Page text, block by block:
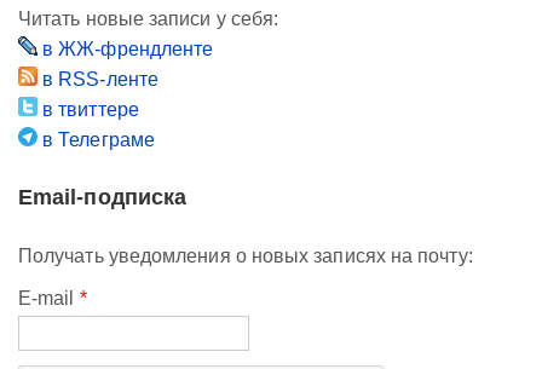
Читать новые записи у себя:
в ЖЖ-френдленте
в RSS-ленте
в твиттере
в Телеграме
Email-подписка
Получать уведомления о новых записях на почту:
E-mail *